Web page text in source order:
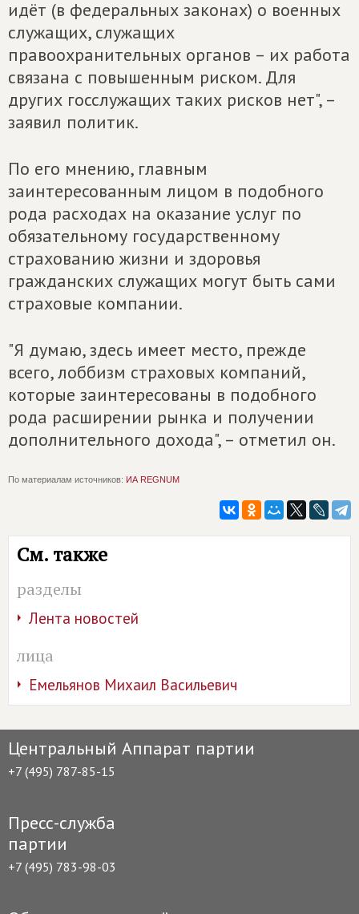
идёт (в федеральных законах) о военных
служащих, служащих
правоохранительных органов – их работа
связана с повышенным риском. Для
других госслужащих таких рисков нет", –
заявил политик.
По его мнению, главным
заинтересованным лицом в подобного
рода расходах на оказание услуг по
обязательному государственному
страхованию жизни и здоровья
гражданских служащих могут быть сами
страховые компании.
"Я думаю, здесь имеет место, прежде
всего, лоббизм страховых компаний,
которые заинтересованы в подобного
рода расширении рынка и получении
дополнительного дохода", – отметил он.
По материалам источников: ИА REGNUM
См. также
разделы
Лента новостей
лица
Емельянов Михаил Васильевич
Центральный Аппарат партии
+7 (495) 787-85-15
Пресс-служба
партии
+7 (495) 783-98-03